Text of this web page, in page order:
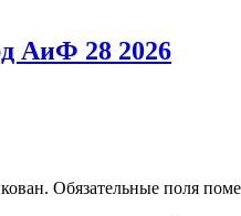
АиФ 28 2026
Обязательные поля